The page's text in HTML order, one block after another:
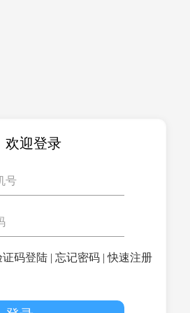
欢迎登录
证码登陆 | 忘记密码 |快速注册